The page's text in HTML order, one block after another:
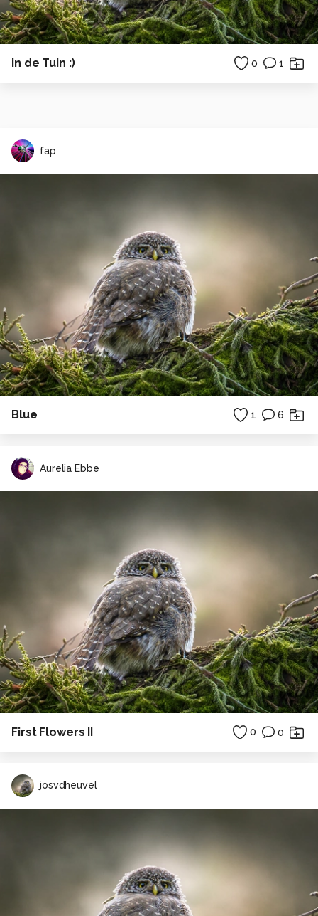
in de Tuin :) 0 1
fap
Blue 1 6
Aurelia Ebbe
First Flowers II 0 0
josvdheuvel